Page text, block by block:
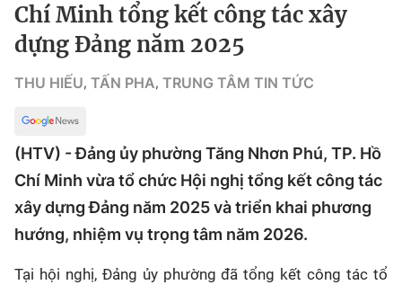
Chí Minh tổng kết công tác xây
dựng Đảng năm 2025
THU HIẾU, TẤN PHA, TRUNG TÂM TIN TỨC
(HTV) - Đảng ủy phường Tăng Nhơn Phú, TP. Hồ
Chí Minh vừa tổ chức Hội nghị tổng kết công tác
xây dựng Đảng năm 2025 và triển khai phương
hướng, nhiệm vụ trọng tâm năm 2026.
Tại hội nghị, Đảng ủy phường đã tổng kết công tác tổ